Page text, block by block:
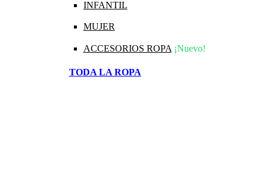
INFANTIL
MUJER
ACCESORIOS ROPA ¡Nuevo!
TODA LA ROPA